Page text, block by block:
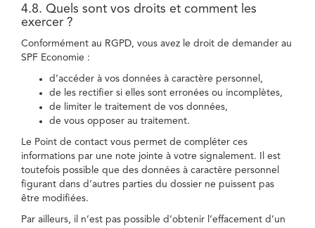
4.8. Quels sont vos droits et comment les
exercer ?
Conformément au RGPD, vous avez le droit de demander au
SPF Economie :
d’accéder à vos données à caractère personnel,
de les rectifier si elles sont erronées ou incomplètes,
de limiter le traitement de vos données,
de vous opposer au traitement.
Le Point de contact vous permet de compléter ces
informations par une note jointe à votre signalement. Il est
toutefois possible que des données à caractère personnel
figurant dans d’autres parties du dossier ne puissent pas
être modifiées.
Par ailleurs, il n’est pas possible d’obtenir l’effacement d’un